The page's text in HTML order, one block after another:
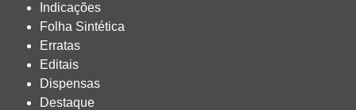
Indicações
Folha Sintética
Erratas
Editais
Dispensas
Destaque